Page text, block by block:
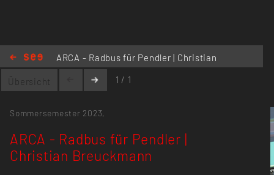
ARCA - Radbus für Pendler | Christian
Breuckmann
Übersicht
1 / 1
kmnndesign@gmail.com
Sommersemester 2023,
ARCA - Radbus für Pendler |
Christian Breuckmann